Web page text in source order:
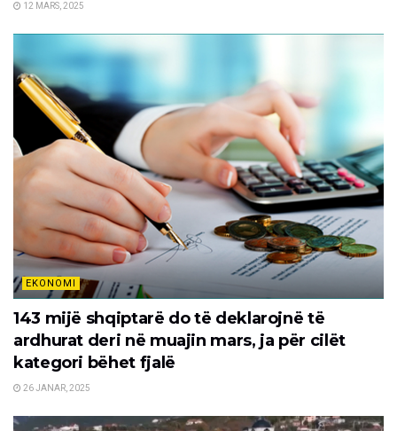
12 MARS, 2025
EKONOMI
143 mijë shqiptarë do të deklarojnë të
ardhurat deri në muajin mars, ja për cilët
kategori bëhet fjalë
26 JANAR, 2025